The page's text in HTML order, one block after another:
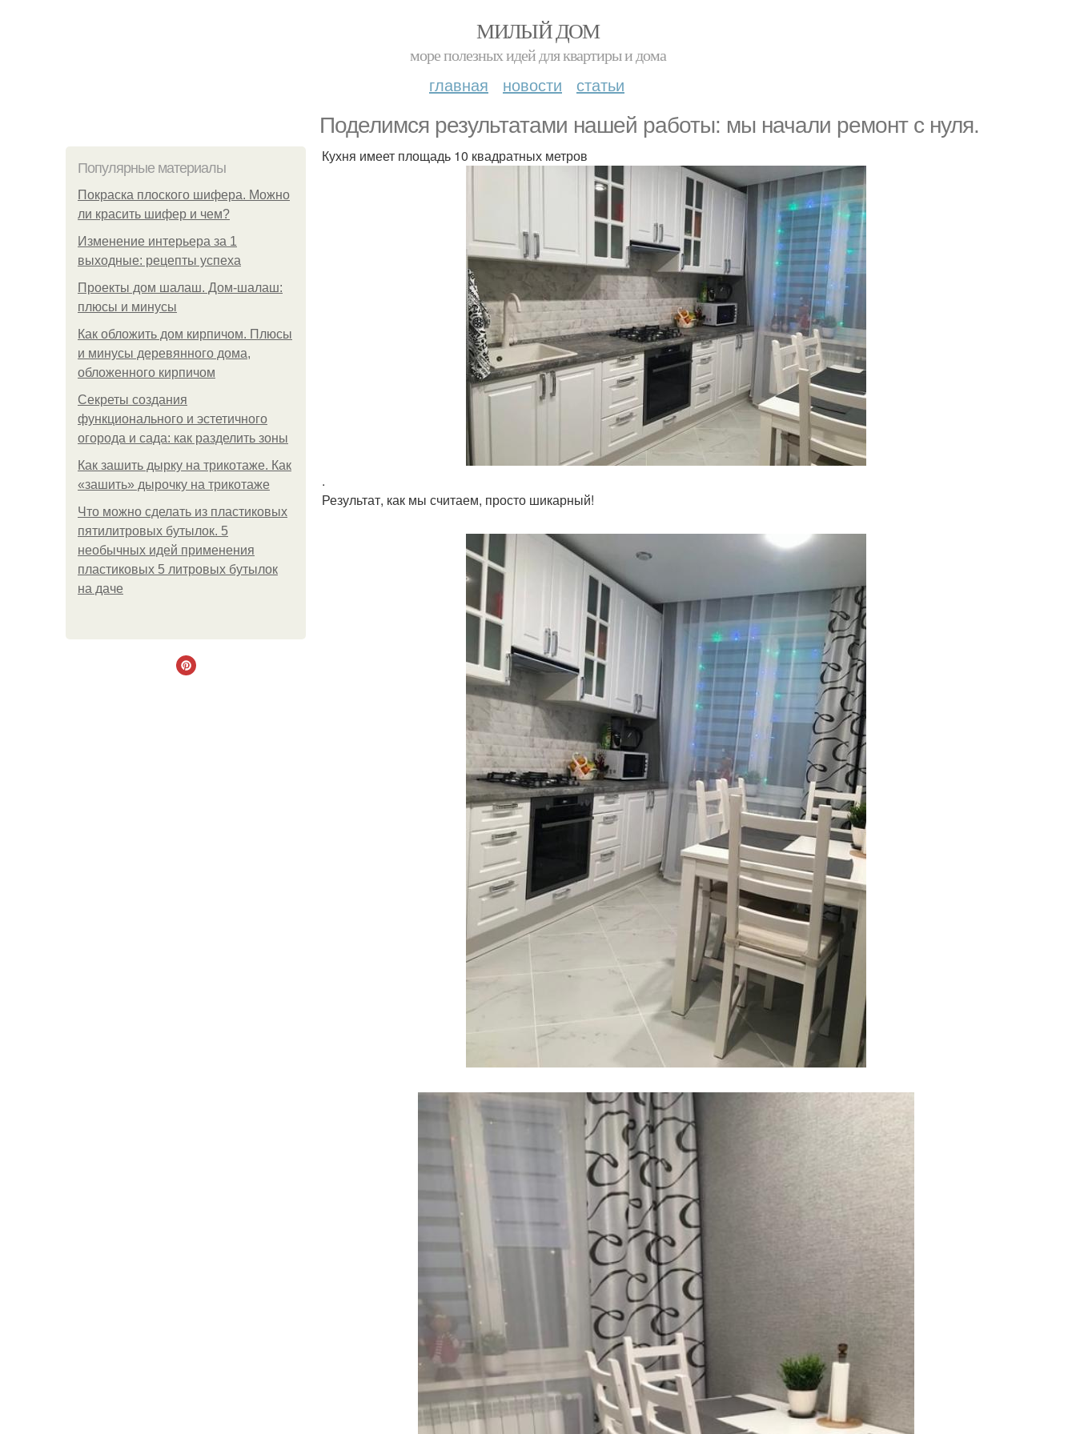
МИЛЫЙ ДОМ
море полезных идей для квартиры и дома
главная новости статьи
Поделимся результатами нашей работы: мы начали ремонт с нуля.
Популярные материалы
Покраска плоского шифера. Можно
ли красить шифер и чем?
Изменение интерьера за 1
выходные: рецепты успеха
Проекты дом шалаш. Дом-шалаш:
плюсы и минусы
Как обложить дом кирпичом. Плюсы
и минусы деревянного дома,
обложенного кирпичом
Секреты создания
функционального и эстетичного
огорода и сада: как разделить зоны
Как зашить дырку на трикотаже. Как
«зашить» дырочку на трикотаже
Что можно сделать из пластиковых
пятилитровых бутылок. 5
необычных идей применения
пластиковых 5 литровых бутылок
на даче
Кухня имеет площадь 10 квадратных метров
.
Результат, как мы считаем, просто шикарный!